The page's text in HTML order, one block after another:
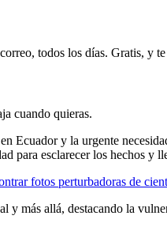
todos los días. Gratis, y
cuando quieras.
Ecuador y la urgente
para esclarecer los hechos y
fotos perturbadoras de
y más allá, destacando la